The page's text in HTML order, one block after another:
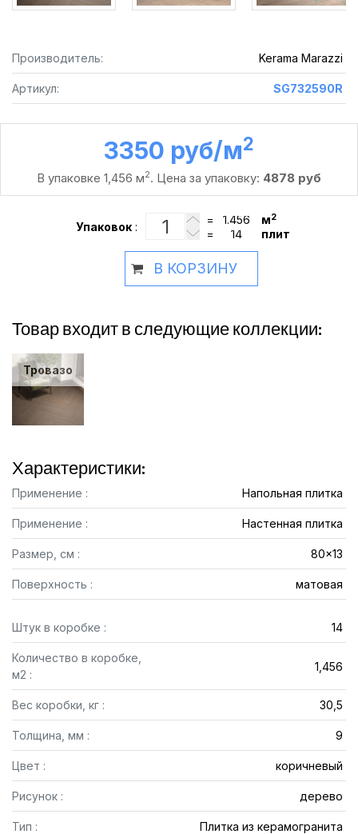
Производитель: Kerama Marazzi
Артикул: SG732590R
3350 руб /м2
В упаковке 1,456 м2. Цена за упаковку: 4878 руб
Упаковок :
= м2
= плит
В КОРЗИНУ
Товар входит в следующие коллекции:
Тровазо
Характеристики:
Применение : Напольная плитка
Применение : Настенная плитка
Размер, см : 80x13
Поверхность : матовая
Штук в коробке : 14
Количество в коробке,
м2 :
1,456
Вес коробки, кг : 30,5
Толщина, мм : 9
Цвет : коричневый
Рисунок : дерево
Тип : Плитка из керамогранита